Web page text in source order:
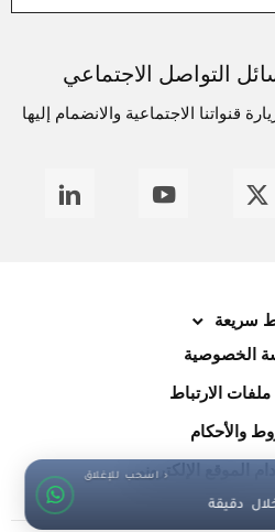
التواصل الاجتماعي
الاجتماعية والانضمام إليها
سريعة
الخصوصية
الارتباط
والأحكام
الموقع الإلكتروني